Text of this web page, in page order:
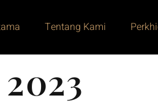
Tentang Kami